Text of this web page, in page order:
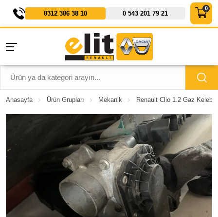
0312 386 38 10 0 543 201 79 21
Anasayfa Ürün Grupları Mekanik Renault Clio 1.2 Gaz